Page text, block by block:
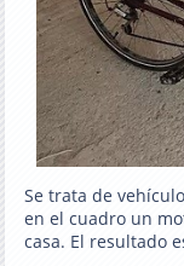
Se trata de
en el cuadro un
casa. El resultado